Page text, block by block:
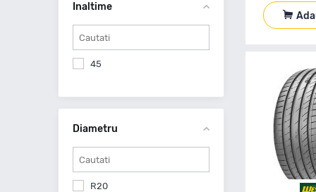
Inaltime
45
Diametru
R20